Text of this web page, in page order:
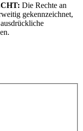
Die Rechte an
gekennzeichnet,